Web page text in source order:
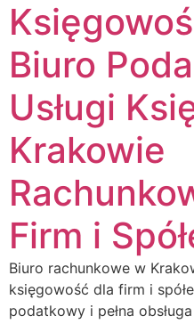
Biuro
Usługi
Krakowie
Firm i
Biuro rachunkowe w
księgowość dla firm i
podatkowy i pełna